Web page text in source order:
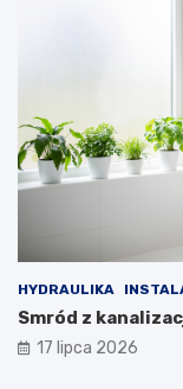
HYDRAULIKA
Smród z
17 lipca 2026